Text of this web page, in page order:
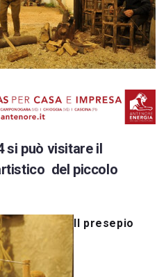
si può visitare il
del piccolo
Il presepio